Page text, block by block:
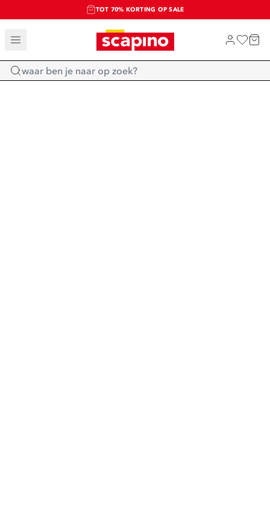
TOT 70% KORTING OP SALE
SALE: LAATSTE KANS!
SHOP NIEUW
Home